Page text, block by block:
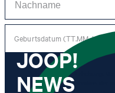
Geburtsdatum (TT.MM.JJJJ)
*Ich stimme der Erhebung,
Newsletters zu Zwecken der
JOOP!
NEWS